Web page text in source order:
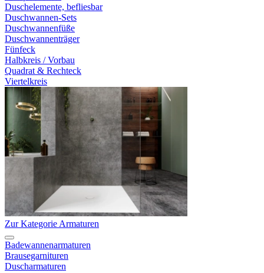
Duschelemente, befliesbar
Duschwannen-Sets
Duschwannenfüße
Duschwannenträger
Fünfeck
Halbkreis / Vorbau
Quadrat & Rechteck
Viertelkreis
Zur Kategorie Armaturen
Badewannenarmaturen
Brausegarnituren
Duscharmaturen